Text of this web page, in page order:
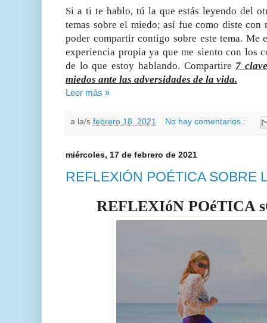
Si a ti te hablo, tú la que estás leyendo del
temas sobre el miedo; así fue como diste
poder compartir contigo sobre este tema. Me
experiencia propia ya que me siento con los
de lo que estoy hablando. Compartire 7
miedos ante las adversidades de la vida.
Leer más »
a la/s febrero 18, 2021 No hay comentarios.:
miércoles, 17 de febrero de 2021
REFLEXIÓN POÉTICA SOBRE
REFLEXIóN POéTICA